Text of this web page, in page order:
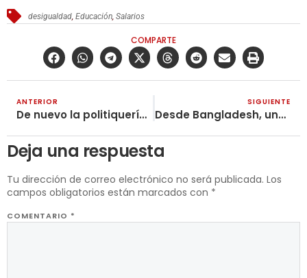
desigualdad ,Educación ,Salarios
COMPARTE
ANTERIOR
De nuevo la politiquería se reproduce en el Cauca como lepra
SIGUIENTE
Desde Bangladesh, una declaración del sindicato de trabajadores de la confección (NGWF)
Deja una respuesta
Tu dirección de correo electrónico no será publicada. Los
campos obligatorios están marcados con *
COMENTARIO *